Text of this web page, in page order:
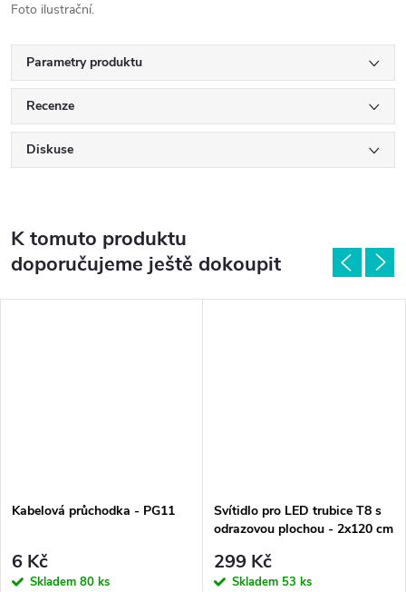
Foto ilustrační.
Parametry produktu
Recenze
Diskuse
K tomuto produktu
doporučujeme ještě dokoupit
Kabelová průchodka - PG11
6 Kč
Skladem 80 ks
Svítidlo pro LED trubice T8 s
odrazovou plochou - 2x120 cm
299 Kč
Skladem 53 ks